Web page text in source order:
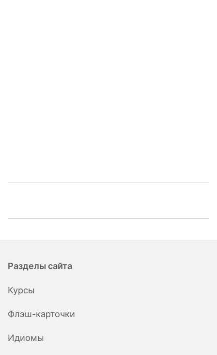
Разделы сайта
Курсы
Флэш-карточки
Идиомы